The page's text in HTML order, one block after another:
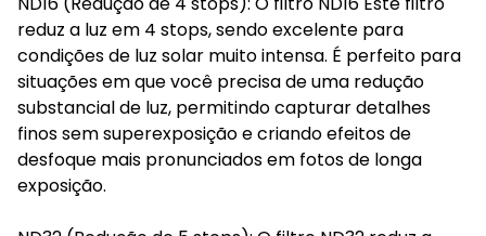
reduz a luz em 4 stops, sendo excelente para
condições de luz solar muito intensa. É perfeito para
situações em que você precisa de uma redução
substancial de luz, permitindo capturar detalhes
finos sem superexposição e criando efeitos de
desfoque mais pronunciados em fotos de longa
exposição.